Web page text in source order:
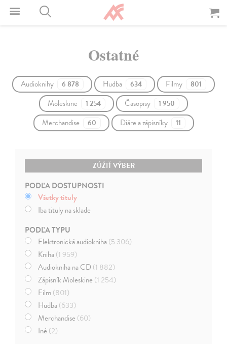
Ostatné
Audioknihy 6 878 Hudba 634 Filmy 801
Moleskine 1 254 Časopisy 1 950
Merchandise 60 Diáre a zápisníky 11
ZÚŽIŤ VÝBER
PODĽA DOSTUPNOSTI
Všetky tituly
Iba tituly na sklade
PODĽA TYPU
Elektronická audiokniha(5 306)
Kniha(1 959)
Audiokniha na CD(1 882)
Zápisník Moleskine (1 254)
Film(801)
Hudba(633)
Merchandise (60)
Iné (2)